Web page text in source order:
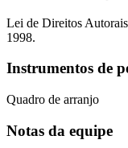
Lei de Direitos
1998.
Instrumentos de
Quadro de arranjo
Notas da equipe